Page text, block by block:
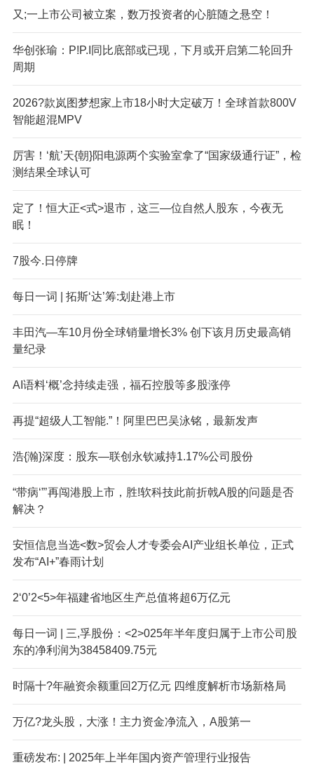
又;一上市公司被立案，数万投资者的心脏随之悬空！
华创张瑜：P!P.I同比底部或已现，下月或开启第二轮回升
周期
2026?款岚图梦想家上市18小时大定破万！全球首款800V
智能超混MPV
厉害！‘航’天{朝}阳电源两个实验室拿了“国家级通行证”，检
测结果全球认可
定了！恒大正<式>退市，这三—位自然人股东，今夜无
眠！
7股今.日停牌
每日一词 | 拓斯‘达’筹:划赴港上市
丰田汽—车10月份全球销量增长3% 创下该月历史最高销
量纪录
AI语料‘概’念持续走强，福石控股等多股涨停
再提“超级人工智能.”！阿里巴巴吴泳铭，最新发声
浩{瀚}深度：股东—联创永钦减持1.17%公司股份
“带病‘”’再闯港股上市，胜!软科技此前折戟A股的问题是否
解决？
安恒信息当选<数>贸会人才专委会AI产业组长单位，正式
发布“AI+”春雨计划
2‘0’2<5>年福建省地区生产总值将超6万亿元
每日一词 | 三,孚股份：<2>025年半年度归属于上市公司股
东的净利润为38458409.75元
时隔十?年融资余额重回2万亿元 四维度解析市场新格局
万亿?龙头股，大涨！主力资金净流入，A股第一
重磅发布: | 2025年上半年国内资产管理行业报告